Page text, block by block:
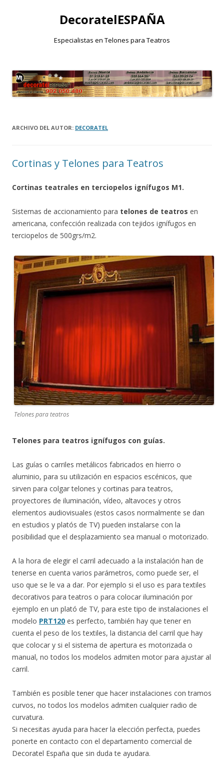
DecoratelESPAÑA
Especialistas en Telones para Teatros
al
contenido
ARCHIVO DEL AUTOR: DECORATEL
Cortinas y Telones para Teatros
Cortinas teatrales en terciopelos ignífugos M1.
Sistemas de accionamiento para telones de teatros en
americana, confección realizada con tejidos ignífugos en
terciopelos de 500grs/m2.
Telones para teatros
Telones para teatros ignífugos con guías.
Las guías o carriles metálicos fabricados en hierro o
aluminio, para su utilización en espacios escénicos, que
sirven para colgar telones y cortinas para teatros,
proyectores de iluminación, vídeo, altavoces y otros
elementos audiovisuales (estos casos normalmente se dan
en estudios y platós de TV) pueden instalarse con la
posibilidad que el desplazamiento sea manual o motorizado.
A la hora de elegir el carril adecuado a la instalación han de
tenerse en cuenta varios parámetros, como puede ser, el
uso que se le va a dar. Por ejemplo si el uso es para textiles
decorativos para teatros o para colocar iluminación por
ejemplo en un plató de TV, para este tipo de instalaciones el
modelo PRT120 es perfecto, también hay que tener en
cuenta el peso de los textiles, la distancia del carril que hay
que colocar y si el sistema de apertura es motorizada o
manual, no todos los modelos admiten motor para ajustar al
carril.
También es posible tener que hacer instalaciones con tramos
curvos, no todos los modelos admiten cualquier radio de
curvatura.
Si necesitas ayuda para hacer la elección perfecta, puedes
ponerte en contacto con el departamento comercial de
Decoratel España que sin duda te ayudara.